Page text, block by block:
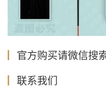
官方购买请微信搜
联系我们